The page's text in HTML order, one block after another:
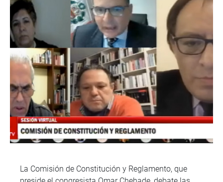
La Comisión de Constitución y Reglamento, que